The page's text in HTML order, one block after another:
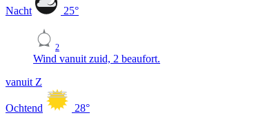
Nacht 25°
2
Wind vanuit zuid, 2 beaufort.
vanuit Z
Ochtend 28°